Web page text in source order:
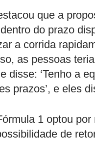
que a
do prazo
a corrida
as pessoas
disse: ‘Tenho a
prazos’, e eles
1 optou
de